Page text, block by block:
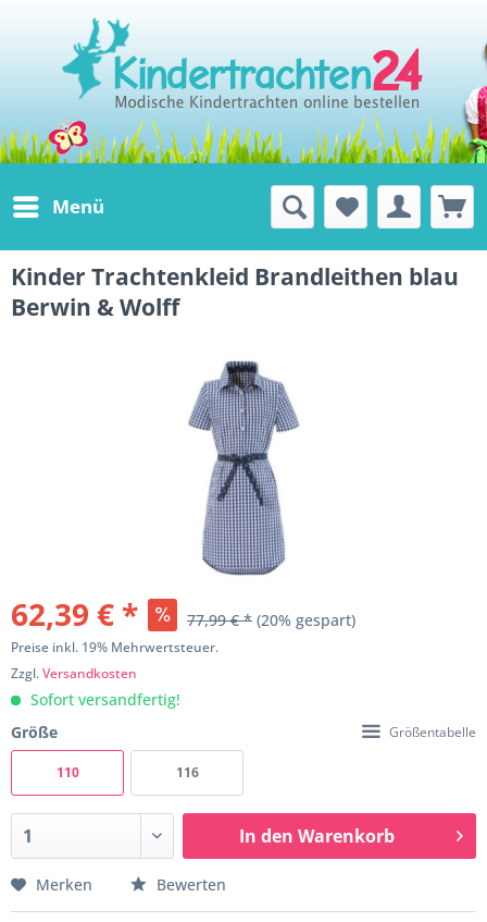
Menü
Kinder Trachtenkleid Brandleithen blau
Berwin & Wolff
62,39 € * 77,99 € * (20% gespart)
Preise inkl. 19% Mehrwertsteuer.
Zzgl.Versandkosten
Sofort versandfertig!
Größe
Größentabelle
110 116
In den Warenkorb
Merken Bewerten